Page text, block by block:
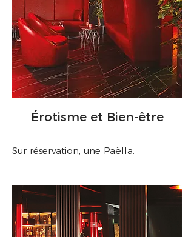
Érotisme et Bien-être
Sur réservation, une Paëlla.